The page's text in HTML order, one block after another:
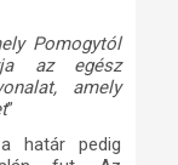
Pomogytól
az egész
amely
”
határ pedig